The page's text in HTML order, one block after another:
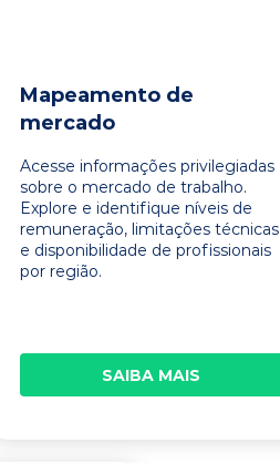
Mapeamento de
mercado
Acesse informações privilegiadas
sobre o mercado de trabalho.
Explore e identifique níveis de
remuneração, limitações técnicas
e disponibilidade de profissionais
por região.
SAIBA MAIS